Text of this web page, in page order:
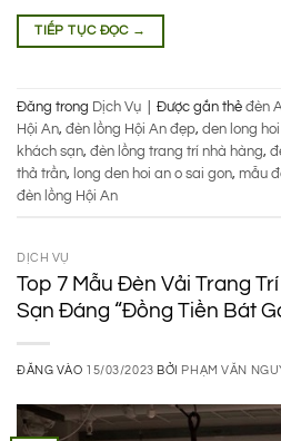
TIẾP TỤC ĐỌC →
Đăng trong Dịch Vụ Được gắn thẻ đèn
Hội An, đèn lồng Hội An đẹp, den long
khách sạn, đèn lồng trang trí nhà hàng,
thả trần, long den hoi an o sai gon, mẫu
đèn lồng Hội An
DỊCH VỤ
Top 7 Mẫu Đèn Vải Trang
Sạn Đáng “Đồng Tiền Bát
ĐĂNG VÀO 15/03/2023 BỞI PHẠM VĂN